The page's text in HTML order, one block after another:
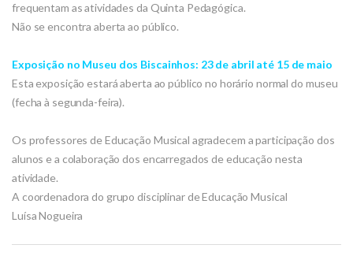
frequentam as atividades da Quinta Pedagógica.
Não se encontra aberta ao público.
Exposição no Museu dos Biscainhos: 23 de abril até 15 de maio
Esta exposição estará aberta ao público no horário normal do museu
(fecha à segunda-feira).
Os professores de Educação Musical agradecem a participação dos
alunos e a colaboração dos encarregados de educação nesta
atividade.
A coordenadora do grupo disciplinar de Educação Musical
Luísa Nogueira